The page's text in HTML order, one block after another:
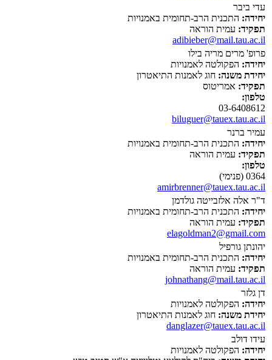
עדי ביבר
יחידה: התכנית הרב-תחומית באמנויות
תפקיד: עמית הוראה
adibieber@mail.tau.ac.il
פרופ' מרים מריה בילו
יחידה: הפקולטה לאמנויות
יחידת משנה: חוג לאמנות התיאטרון
תפקיד: אמריטוס
טלפון:
03-6408612
biluguer@tauex.tau.ac.il
עמיר ברנר
יחידה: התכנית הרב-תחומית באמנויות
תפקיד: עמית הוראה
טלפון:
0364 (פנימי)
amirbrenner@tauex.tau.ac.il
ד"ר אלה אלזבייטה גולדמן
יחידה: התכנית הרב-תחומית באמנויות
תפקיד: עמית הוראה
elagoldman2@gmail.com
יהונתן גורפיל
יחידה: התכנית הרב-תחומית באמנויות
תפקיד: עמית הוראה
johnathang@mail.tau.ac.il
דן גלזר
יחידה: הפקולטה לאמנויות
יחידת משנה: חוג לאמנות התיאטרון
danglazer@tauex.tau.ac.il
עידו דולב
יחידה: הפקולטה לאמנויות